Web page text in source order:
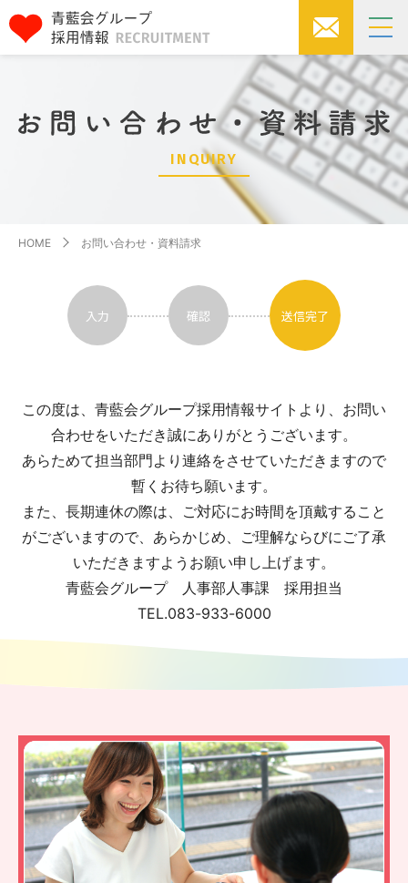
INQUIRY
HOME お問い合わせ・資料請求
入力 確認 送信完了
この度は、青藍会グループ採用情報サイトより、お問い
合わせをいただき誠にありがとうございます。
あらためて担当部門より連絡をさせていただきますので
暫くお待ち願います。
また、長期連休の際は、ご対応にお時間を頂戴すること
がございますので、あらかじめ、ご理解ならびにご了承
いただきますようお願い申し上げます。
青藍会グループ 人事部人事課 採用担当
TEL.083-933-6000